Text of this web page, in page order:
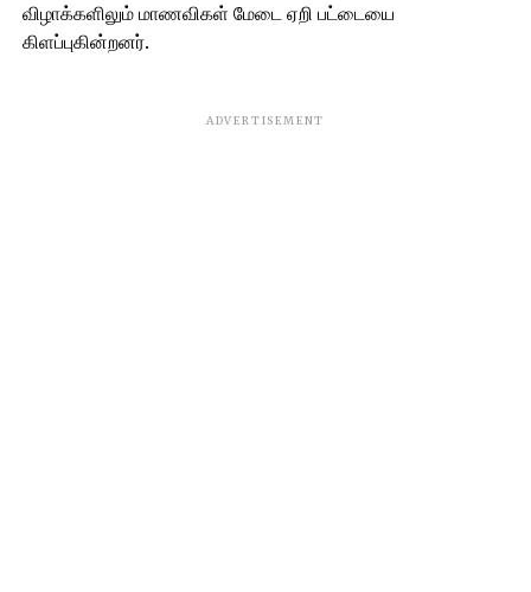
விழாக்களிலும் மாணவிகள் மேடை ஏறி பட்டையை
கிளப்புகின்றனர்.
ADVERTISEMENT